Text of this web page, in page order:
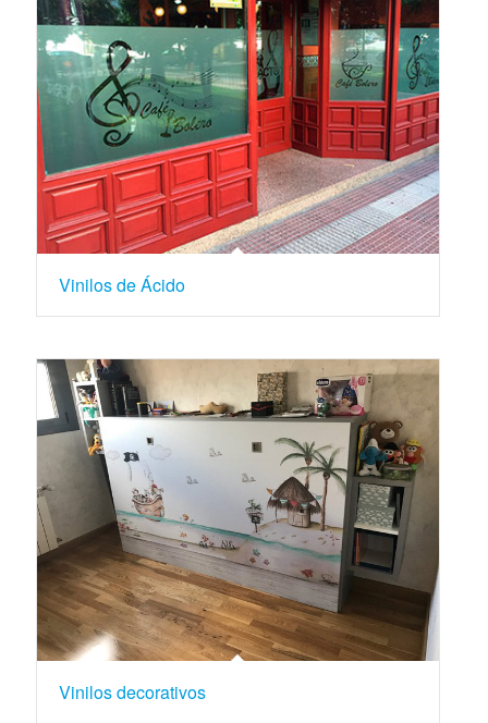
Vinilos de Ácido
Vinilos decorativos